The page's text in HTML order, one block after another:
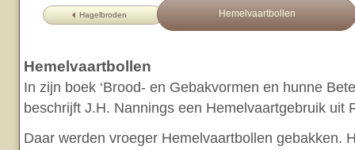
Hagelbroden Hemelvaartbollen
Hemelvaartbollen
In zijn boek ‘Brood- en Gebakvormen en hunne
beschrijft J.H. Nannings een Hemelvaartgebruik uit
Daar werden vroeger Hemelvaartbollen gebakken.